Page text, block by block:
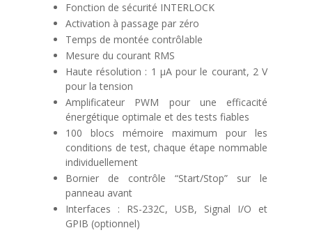
Fonction de sécurité INTERLOCK
Activation à passage par zéro
Temps de montée contrôlable
Mesure du courant RMS
Haute résolution : 1 µA pour le courant, 2 V
pour la tension
Amplificateur PWM pour une efficacité
énergétique optimale et des tests fiables
100 blocs mémoire maximum pour les
conditions de test, chaque étape nommable
individuellement
Bornier de contrôle “Start/Stop” sur le
panneau avant
Interfaces : RS-232C, USB, Signal I/O et
GPIB (optionnel)